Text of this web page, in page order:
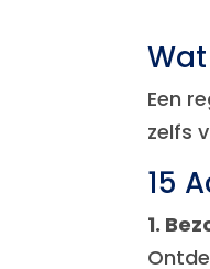
Een
zelfs
15
1.